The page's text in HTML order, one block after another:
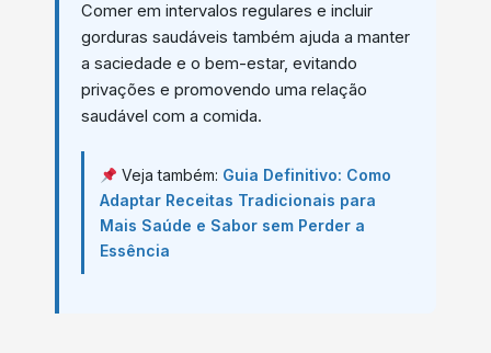
Comer em intervalos regulares e incluir
gorduras saudáveis também ajuda a manter
a saciedade e o bem-estar, evitando
privações e promovendo uma relação
saudável com a comida.
Veja também: Guia Definitivo: Como
Adaptar Receitas Tradicionais para
Mais Saúde e Sabor sem Perder a
Essência